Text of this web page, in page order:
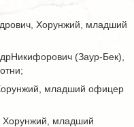
Хорунжий, младший
(Заур-Бек),
младший офицер
Хорунжий, младший